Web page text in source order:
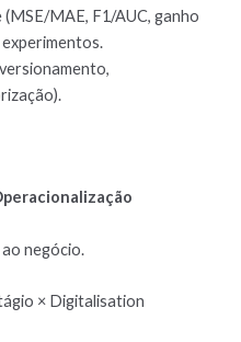
MAE, F1/AUC, ganho
negócio.
× Digitalisation